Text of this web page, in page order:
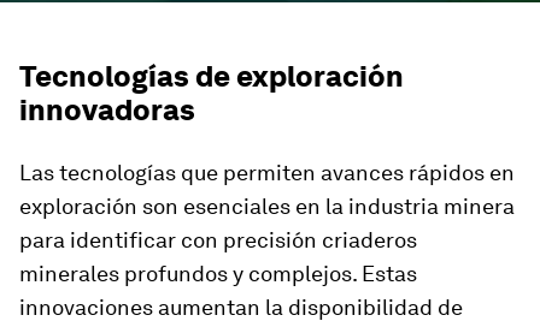
Tecnologías de exploración
innovadoras
Las tecnologías que permiten avances rápidos en
exploración son esenciales en la industria minera
para identificar con precisión criaderos
minerales profundos y complejos. Estas
innovaciones aumentan la disponibilidad de